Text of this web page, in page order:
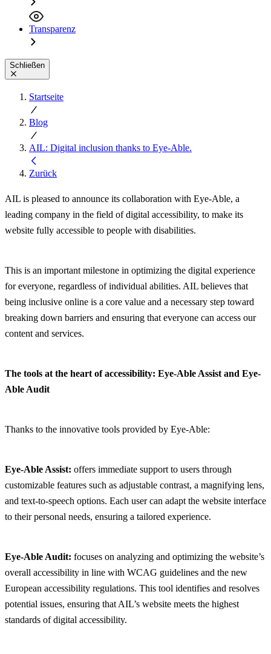
Transparenz
Schließen
Startseite
Blog
AIL: Digital inclusion thanks to Eye-Able.
Zurück
AIL is pleased to announce its collaboration with Eye-Able, a
leading company in the field of digital accessibility, to make its
website fully accessible to people with disabilities.
This is an important milestone in optimizing the digital experience
for everyone, regardless of individual abilities. AIL believes that
being inclusive online is a core value and a necessary step toward
breaking down barriers and ensuring that everyone can access our
content and services.
The tools at the heart of accessibility: Eye-Able Assist and Eye-
Able Audit
Thanks to the innovative tools provided by Eye-Able:
Eye-Able Assist: offers immediate support to users through
customizable features such as adjustable contrast, a magnifying lens,
and text-to-speech options. Each user can adapt the website interface
to their personal needs, ensuring a tailored experience.
Eye-Able Audit: focuses on analyzing and optimizing the website’s
overall accessibility in line with WCAG guidelines and the new
European accessibility regulations. This tool identifies and resolves
potential issues, ensuring that AIL’s website meets the highest
standards of digital accessibility.